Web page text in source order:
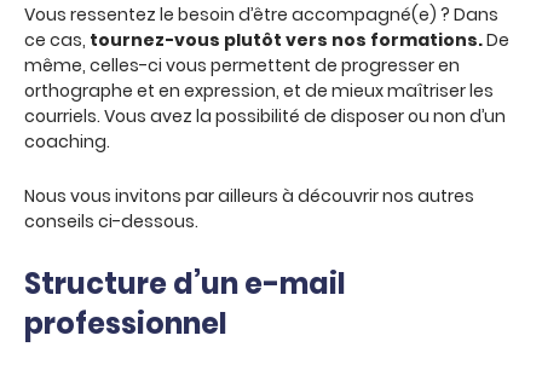
Vous ressentez le besoin d’être accompagné(e) ? Dans
ce cas, tournez-vous plutôt vers nos formations.De
même, celles-ci vous permettent de progresser en
orthographe et en expression, et de mieux maîtriser les
courriels. Vous avez la possibilité de disposer ou non d’un
coaching.
Nous vous invitons par ailleurs à découvrir nos autres
conseils ci-dessous.
Structure d’un e-mail
professionnel